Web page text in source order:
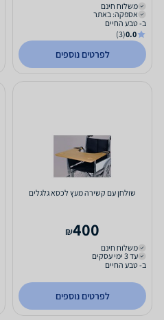
משלוח חינם
אספקה: באתר
ב- טבע החיים
0.0
(3)
לפרטים נוספים
שולחן עם קשירה מעץ לכסא גלגלים
400
₪
משלוח חינם
עד 3 ימי עסקים
ב- טבע החיים
לפרטים נוספים